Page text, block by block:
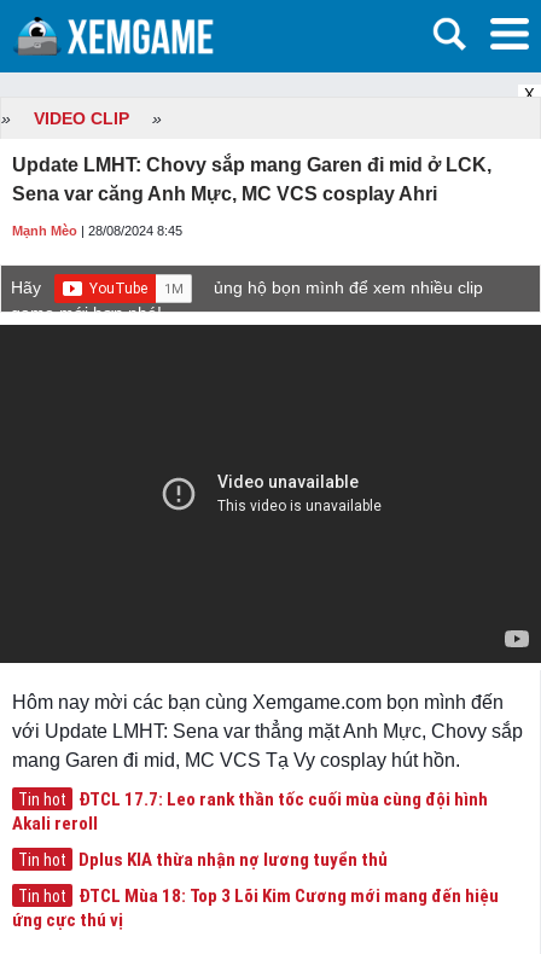
X
» VIDEO CLIP »
Update LMHT: Chovy sắp mang Garen đi mid ở LCK,
Sena var căng Anh Mực, MC VCS cosplay Ahri
Mạnh Mèo | 28/08/2024 8:45
Hãy
ủng hộ bọn mình để xem nhiều clip
game mới hơn nhé!
Hôm nay mời các bạn cùng Xemgame.com bọn mình đến
với Update LMHT: Sena var thẳng mặt Anh Mực, Chovy sắp
mang Garen đi mid, MC VCS Tạ Vy cosplay hút hồn.
Tin hot
ĐTCL 17.7: Leo rank thần tốc cuối mùa cùng đội hình
Akali reroll
Tin hot Dplus KIA thừa nhận nợ lương tuyển thủ
Tin hot
ĐTCL Mùa 18: Top 3 Lõi Kim Cương mới mang đến hiệu
ứng cực thú vị